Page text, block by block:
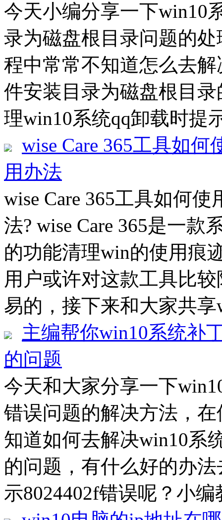
今天小编分享一下win10
录为磁盘根目录问题的
程中常常不知道怎么去
件安装目录为磁盘根目
理win10系统qq卸载时提
wise Care 365工具如何
用办法
wise Care 365工具如何使
法? wise Care 365是一
的功能清理win的使用痕
用户或许对这款工具比
易的，接下来和大家共享
主编帮你win10系统补
的问题
今天和大家分享一下
错误问题的解决方法，
知道如何去解决win10系
的问题，有什么好的办
示8024402f错误呢？小